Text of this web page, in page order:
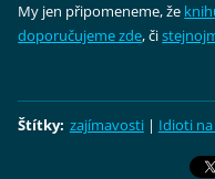
My jen připomeneme, že
doporučujeme zde, či
Štítky: zajímavosti | Idioti